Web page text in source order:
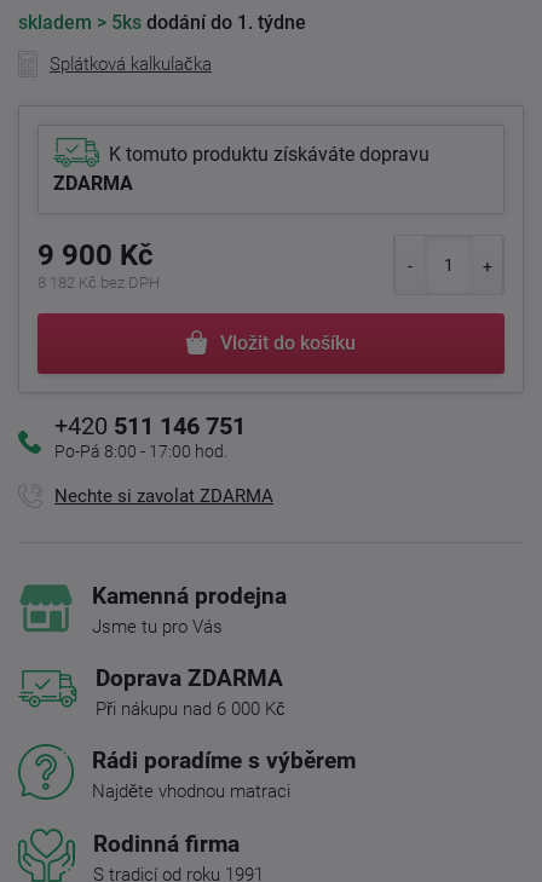
skladem > 5ks dodání do 1. týdne
Splátková kalkulačka
K tomuto produktu získáváte dopravu
ZDARMA
9 900 Kč
8 182 Kč bez DPH
Vložit do košíku
+420 511 146 751
Po-Pá 8:00 - 17:00 hod.
Nechte si zavolat ZDARMA
Kamenná prodejna
Jsme tu pro Vás
Doprava ZDARMA
Při nákupu nad 6 000 Kč
Rádi poradíme s výběrem
Najděte vhodnou matraci
Rodinná firma
S tradicí od roku 1991